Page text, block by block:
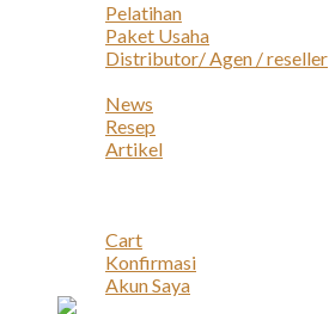
Pelatihan
Paket Usaha
Distributor/ Agen / reseller
News
Resep
Artikel
Cart
Konfirmasi
Akun Saya